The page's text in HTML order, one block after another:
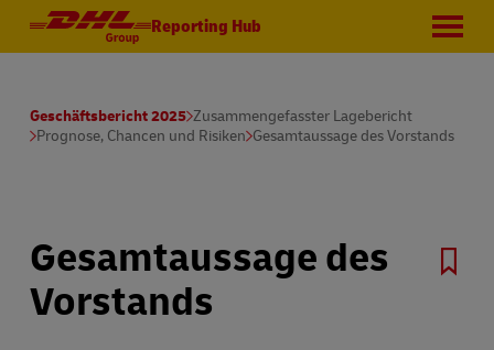
Reporting Hub
Geschäftsbericht 2025 Zusammengefasster Lagebericht
Prognose, Chancen und Risiken Gesamtaussage des Vorstands
Gesamtaussage des
Vorstands